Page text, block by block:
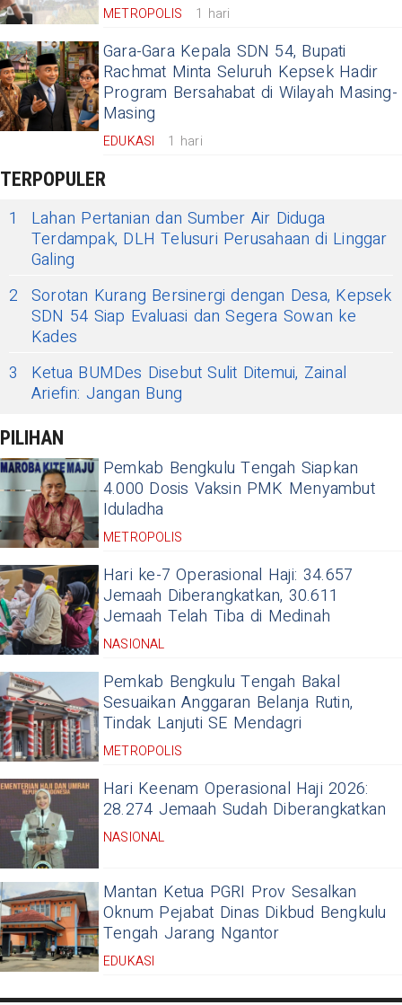
METROPOLIS 1 hari
Gara-Gara Kepala SDN 54, Bupati
Rachmat Minta Seluruh Kepsek Hadir
Program Bersahabat di Wilayah Masing-
Masing
EDUKASI 1 hari
TERPOPULER
1
Lahan Pertanian dan Sumber Air Diduga
Terdampak, DLH Telusuri Perusahaan di Linggar
Galing
2 Sorotan Kurang Bersinergi dengan Desa, Kepsek
SDN 54 Siap Evaluasi dan Segera Sowan ke
Kades
3
Ketua BUMDes Disebut Sulit Ditemui, Zainal
Ariefin: Jangan Bung
PILIHAN
Pemkab Bengkulu Tengah Siapkan
4.000 Dosis Vaksin PMK Menyambut
Iduladha
METROPOLIS
Hari ke-7 Operasional Haji: 34.657
Jemaah Diberangkatkan, 30.611
Jemaah Telah Tiba di Medinah
NASIONAL
Pemkab Bengkulu Tengah Bakal
Sesuaikan Anggaran Belanja Rutin,
Tindak Lanjuti SE Mendagri
METROPOLIS
Hari Keenam Operasional Haji 2026:
28.274 Jemaah Sudah Diberangkatkan
NASIONAL
Mantan Ketua PGRI Prov Sesalkan
Oknum Pejabat Dinas Dikbud Bengkulu
Tengah Jarang Ngantor
EDUKASI